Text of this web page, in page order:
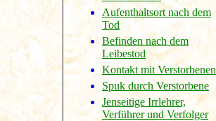
Aufenthaltsort nach dem
Tod
Befinden nach dem
Leibestod
Kontakt mit Verstorbenen
Spuk durch Verstorbene
Jenseitige Irrlehrer,
Verführer und Verfolger